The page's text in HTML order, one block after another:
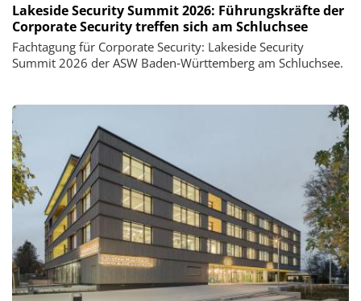
Lakeside Security Summit 2026: Führungskräfte der
Corporate Security treffen sich am Schluchsee
Fachtagung für Corporate Security: Lakeside Security
Summit 2026 der ASW Baden‑Württemberg am Schluchsee.